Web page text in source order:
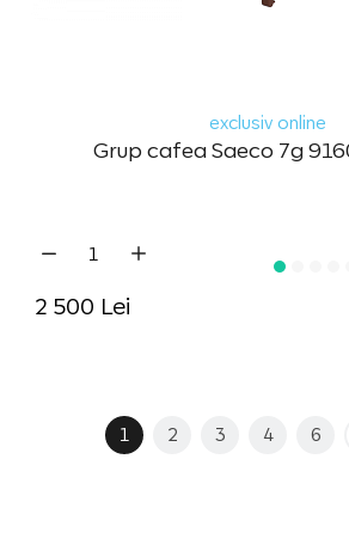
exclusiv online
Grup cafea Saeco 7g
2 500 Lei
1 2 3 4 6